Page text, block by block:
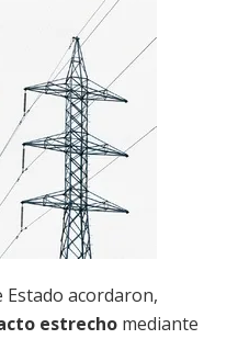
Estado acordaron,
estrecho mediante